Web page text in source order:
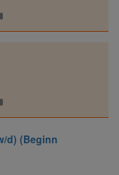
d) (Beginn